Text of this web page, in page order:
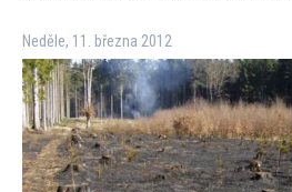
Neděle, 11. března 2012